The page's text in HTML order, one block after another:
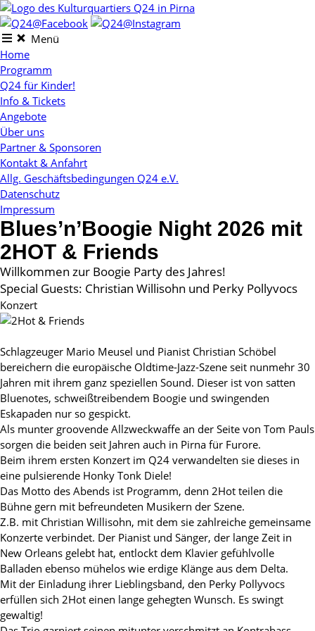
Skip
to
contentMenü
Home
Programm
Q24 für Kinder!
Info & Tickets
Angebote
Über uns
Partner & Sponsoren
Kontakt & Anfahrt
Allg. Geschäftsbedingungen Q24 e.V.
Datenschutz
Impressum
Blues’n’Boogie Night 2026 mit
2HOT & Friends
Willkommen zur Boogie Party des Jahres!
Special Guests: Christian Willisohn und Perky Pollyvocs
Konzert
Schlagzeuger Mario Meusel und Pianist Christian Schöbel
bereichern die europäische Oldtime-Jazz-Szene seit nunmehr 30
Jahren mit ihrem ganz speziellen Sound. Dieser ist von satten
Bluenotes, schweißtreibendem Boogie und swingenden
Eskapaden nur so gespickt.
Als munter groovende Allzweckwaffe an der Seite von Tom Pauls
sorgen die beiden seit Jahren auch in Pirna für Furore.
Beim ihrem ersten Konzert im Q24 verwandelten sie dieses in
eine pulsierende Honky Tonk Diele!
Das Motto des Abends ist Programm, denn 2Hot teilen die
Bühne gern mit befreundeten Musikern der Szene.
Z.B. mit Christian Willisohn, mit dem sie zahlreiche gemeinsame
Konzerte verbindet. Der Pianist und Sänger, der lange Zeit in
New Orleans gelebt hat, entlockt dem Klavier gefühlvolle
Balladen ebenso mühelos wie erdige Klänge aus dem Delta.
Mit der Einladung ihrer Lieblingsband, den Perky Pollyvocs
erfüllen sich 2Hot einen lange gehegten Wunsch. Es swingt
gewaltig!